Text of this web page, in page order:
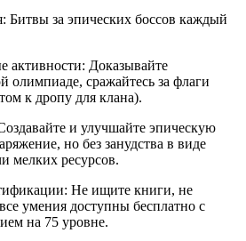
Битвы за эпических боссов каждый
активности: Доказывайте
олимпиаде, сражайтесь за флаги
к дропу для клана).
и улучшайте эпическую
но без занудства в виде
мелких ресурсов.
Не ищите книги, не
умения доступны бесплатно с
на 75 уровне.